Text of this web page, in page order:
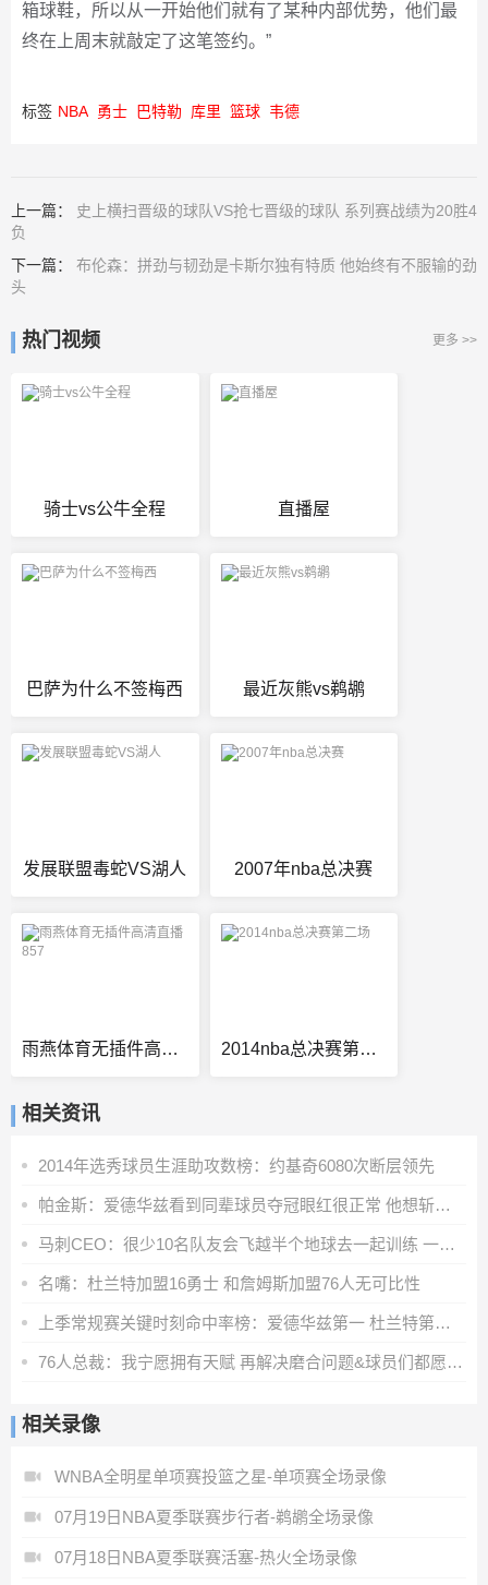
箱球鞋，所以从一开始他们就有了某种内部优势，他们最
终在上周末就敲定了这笔签约。”
标签 NBA 勇士 巴特勒 库里 篮球 韦德
上一篇： 史上横扫晋级的球队VS抢七晋级的球队 系列赛战绩为20胜4
负
下一篇： 布伦森：拼劲与韧劲是卡斯尔独有特质 他始终有不服输的劲
头
热门视频 更多 >>
骑士vs公牛全程 直播屋
巴萨为什么不签梅西 最近灰熊vs鹈鹕
发展联盟毒蛇VS湖人 2007年nba总决赛
雨燕体育无插件高清直播857 2014nba总决赛第二场
相关资讯
2014年选秀球员生涯助攻数榜：约基奇6080次断层领先
帕金斯：爱德华兹看到同辈球员夺冠眼红很正常 他想斩获更多荣誉
马刺CEO：很少10名队友会飞越半个地球去一起训练 一切都因为文班
名嘴：杜兰特加盟16勇士 和詹姆斯加盟76人无可比性
上季常规赛关键时刻命中率榜：爱德华兹第一 杜兰特第二 SGA第五
76人总裁：我宁愿拥有天赋 再解决磨合问题&球员们都愿意牺牲
相关录像
WNBA全明星单项赛投篮之星-单项赛全场录像
07月19日NBA夏季联赛步行者-鹈鹕全场录像
07月18日NBA夏季联赛活塞-热火全场录像